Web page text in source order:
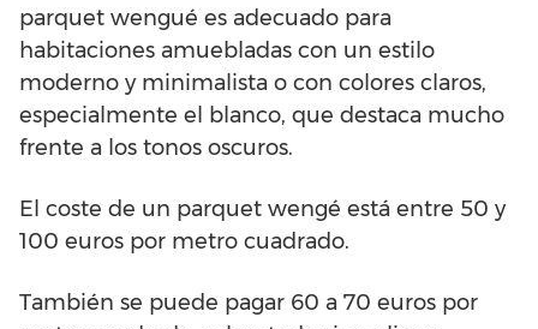
parquet wengué es adecuado para
habitaciones amuebladas con un estilo
moderno y minimalista o con colores claros,
especialmente el blanco, que destaca mucho
frente a los tonos oscuros.
El coste de un parquet wengé está entre 50 y
100 euros por metro cuadrado.
También se puede pagar 60 a 70 euros por